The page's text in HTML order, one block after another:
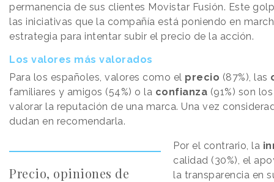
permanencia de sus clientes Movistar Fusión. Este
las iniciativas que la compañía está poniendo en
estrategia para intentar subir el precio de la acción.
Los valores más valorados
Para los españoles, valores como el precio (87%), las
familiares y amigos (54%) o la confianza (91%) son
valorar la reputación de una marca. Una vez
dudan en recomendarla.
Precio, opiniones de
Por el contrario, la
calidad (30%), el
la transparencia en